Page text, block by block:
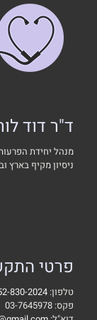
ד"ר דוד
מנהל יחידת
ניסיון מקיף בארץ
פרטי
טלפון:830-2024
פקס: 03-7645978